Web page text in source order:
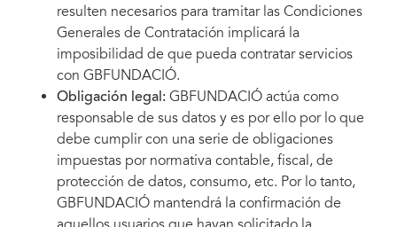
resulten necesarios para tramitar las Condiciones
Generales de Contratación implicará la
imposibilidad de que pueda contratar servicios
con GBFUNDACIÓ.
Obligación legal: GBFUNDACIÓ actúa como
responsable de sus datos y es por ello por lo que
debe cumplir con una serie de obligaciones
impuestas por normativa contable, fiscal, de
protección de datos, consumo, etc. Por lo tanto,
GBFUNDACIÓ mantendrá la confirmación de